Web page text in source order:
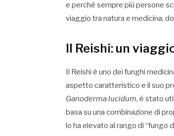
e perché sempre più persone
viaggio tra natura e medicina,
Il Reishi: un
Il Reishi è uno dei funghi
aspetto caratteristico e il suo
Ganoderma lucidum, è stato
basa su una combinazione di
lo ha elevato al rango di “fungo